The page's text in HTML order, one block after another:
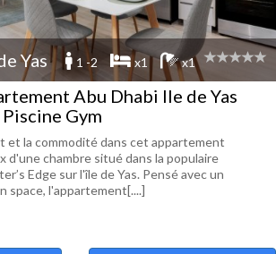
Yas 1 -2 x1 x1
Abu Dhabi Ile de Yas
Gym
et la commodité dans cet appartement
d'une chambre situé dans la populaire
Edge sur l'île de Yas. Pensé avec un
space, l'appartement[....]